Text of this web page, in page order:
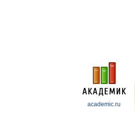
academic.ru